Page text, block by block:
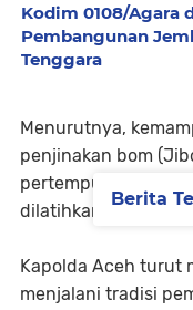
Kodim 0108/Agara
Pembangunan
Tenggara
Menurutnya,
penjinakan bom
pertempuran hutan
dilatihkan agar
Kapolda Aceh turut
menjalani tradisi
Berita